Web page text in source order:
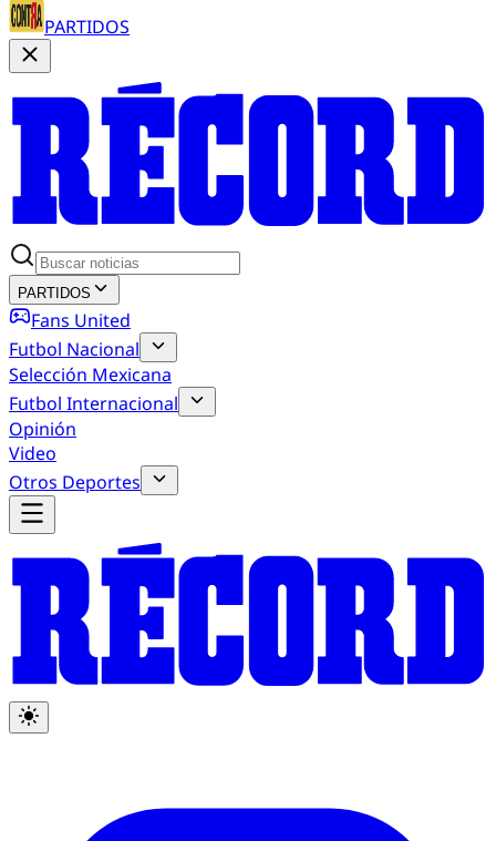
PARTIDOS
PARTIDOS
Fans United
Futbol Nacional
Selección Mexicana
Futbol Internacional
Opinión
Video
Otros Deportes